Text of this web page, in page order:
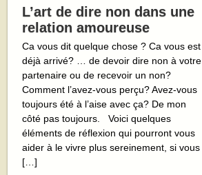
L’art de dire non dans une
relation amoureuse
Ca vous dit quelque chose ? Ca vous est
déjà arrivé? … de devoir dire non à votre
partenaire ou de recevoir un non?
Comment l’avez-vous perçu? Avez-vous
toujours été à l’aise avec ça? De mon
côté pas toujours. Voici quelques
éléments de réflexion qui pourront vous
aider à le vivre plus sereinement, si vous
[…]